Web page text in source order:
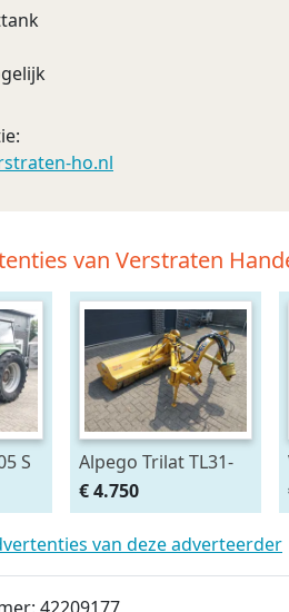
ho.nl
van Verstraten
S
Alpego Trilat TL31-
200 AM Verstek
Klepelmaaier
€ 4.750
van deze adverteerder